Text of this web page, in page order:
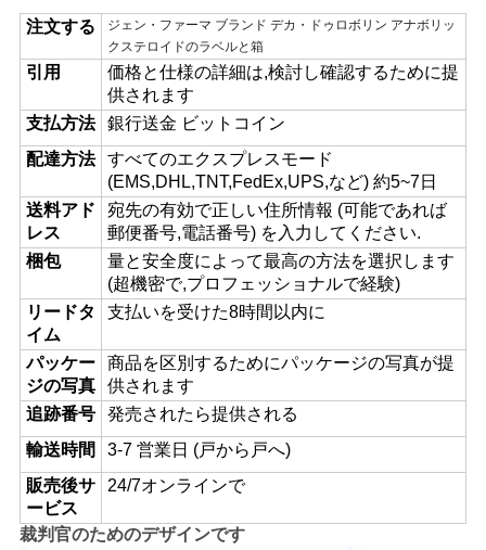
ス
合
地
図
PRIVACY
POLICY
注文する
ジェン・ファーマ ブランド デカ・ドゥロボリン アナボリッ
クステロイドのラベルと箱
引用
価格と仕様の詳細は,検討し確認するために提
供されます
支払方法
銀行送金 ビットコイン
配達方法
すべてのエクスプレスモード
(EMS,DHL,TNT,FedEx,UPS,など) 約5~7日
送料アド
レス
宛先の有効で正しい住所情報 (可能であれば
郵便番号,電話番号) を入力してください.
梱包
量と安全度によって最高の方法を選択します
(超機密で,プロフェッショナルで経験)
リードタ
イム
支払いを受けた8時間以内に
パッケー
ジの写真
商品を区別するためにパッケージの写真が提
供されます
追跡番号
発売されたら提供される
輸送時間
3-7 営業日 (戸から戸へ)
販売後サ
ービス
24/7オンラインで
裁判官のためのデザインです